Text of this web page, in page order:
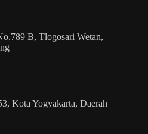
B, Tlogosari Wetan,
Kota Yogyakarta, Daerah